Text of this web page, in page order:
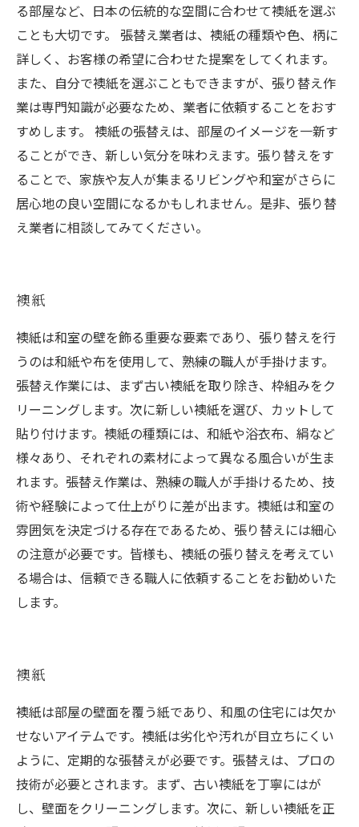
る部屋など、日本の伝統的な空間に合わせて襖紙を選ぶ
ことも大切です。 張替え業者は、襖紙の種類や色、柄に
詳しく、お客様の希望に合わせた提案をしてくれます。
また、自分で襖紙を選ぶこともできますが、張り替え作
業は専門知識が必要なため、業者に依頼することをおす
すめします。 襖紙の張替えは、部屋のイメージを一新す
ることができ、新しい気分を味わえます。張り替えをす
ることで、家族や友人が集まるリビングや和室がさらに
居心地の良い空間になるかもしれません。是非、張り替
え業者に相談してみてください。
襖紙
襖紙は和室の壁を飾る重要な要素であり、張り替えを行
うのは和紙や布を使用して、熟練の職人が手掛けます。
張替え作業には、まず古い襖紙を取り除き、枠組みをク
リーニングします。次に新しい襖紙を選び、カットして
貼り付けます。襖紙の種類には、和紙や浴衣布、絹など
様々あり、それぞれの素材によって異なる風合いが生ま
れます。張替え作業は、熟練の職人が手掛けるため、技
術や経験によって仕上がりに差が出ます。襖紙は和室の
雰囲気を決定づける存在であるため、張り替えには細心
の注意が必要です。皆様も、襖紙の張り替えを考えてい
る場合は、信頼できる職人に依頼することをお勧めいた
します。
襖紙
襖紙は部屋の壁面を覆う紙であり、和風の住宅には欠か
せないアイテムです。襖紙は劣化や汚れが目立ちにくい
ように、定期的な張替えが必要です。張替えは、プロの
技術が必要とされます。まず、古い襖紙を丁寧にはが
し、壁面をクリーニングします。次に、新しい襖紙を正